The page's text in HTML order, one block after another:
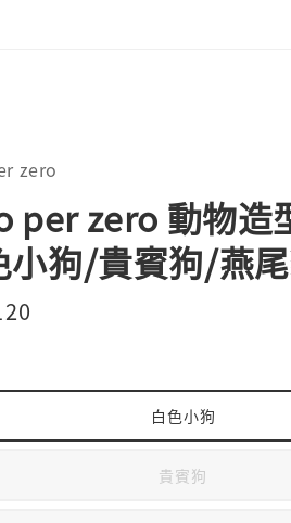
zero
per zero 動物造
小狗/貴賓狗/燕
白色小狗
貴賓狗